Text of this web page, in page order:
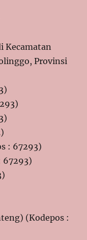
Kecamatan
Provinsi
: 67293)
67293)
(Kodepos :